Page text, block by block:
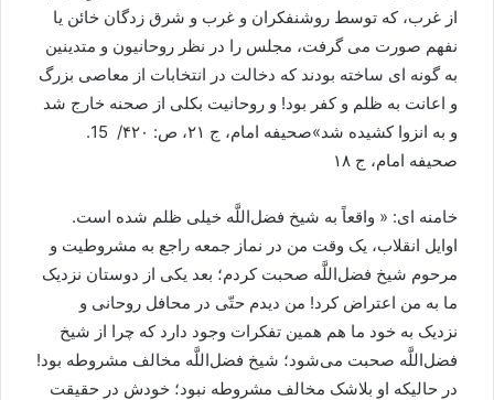
از غرب، که توسط روشنفکران و غرب و شرق زدگان خائن یا
نفهم صورت می گرفت، مجلس را در نظر روحانیون و متدینین
به گونه ای ساخته بودند که دخالت در انتخابات از معاصی بزرگ
و اعانت به ظلم و کفر بود! و روحانیت بکلی از صحنه خارج شد
و به انزوا کشیده شد»صحیفه امام، ج ۲۱، ص: ۴۲۰/ 15.
صحیفه امام، ج ۱۸
خامنه ای: « واقعاً به شیخ فضل‌اللَّه خیلی ظلم شده است.
اوایل انقلاب، یک وقت من در نماز جمعه راجع به مشروطیت و
مرحوم شیخ فضل‌اللَّه صحبت کردم؛ بعد یکی از دوستان نزدیک
ما به من اعتراض کرد! من دیدم حتّی در محافل روحانی و
نزدیک به خود ما هم همین تفکرات وجود دارد که چرا از شیخ
فضل‌اللَّه صحبت می‌شود؛ شیخ فضل‌اللَّه مخالف مشروطه بود!
در حالیکه او بلاشک مخالف مشروطه نبود؛ خودش در حقیقت